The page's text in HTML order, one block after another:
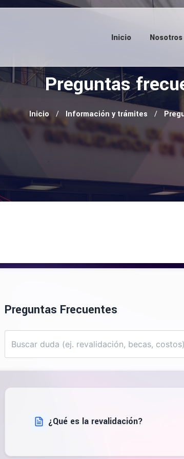
Inicio Nosotros
Preguntas
Inicio Información y trámites
Preguntas Frecuentes
¿Qué es la revalidación?